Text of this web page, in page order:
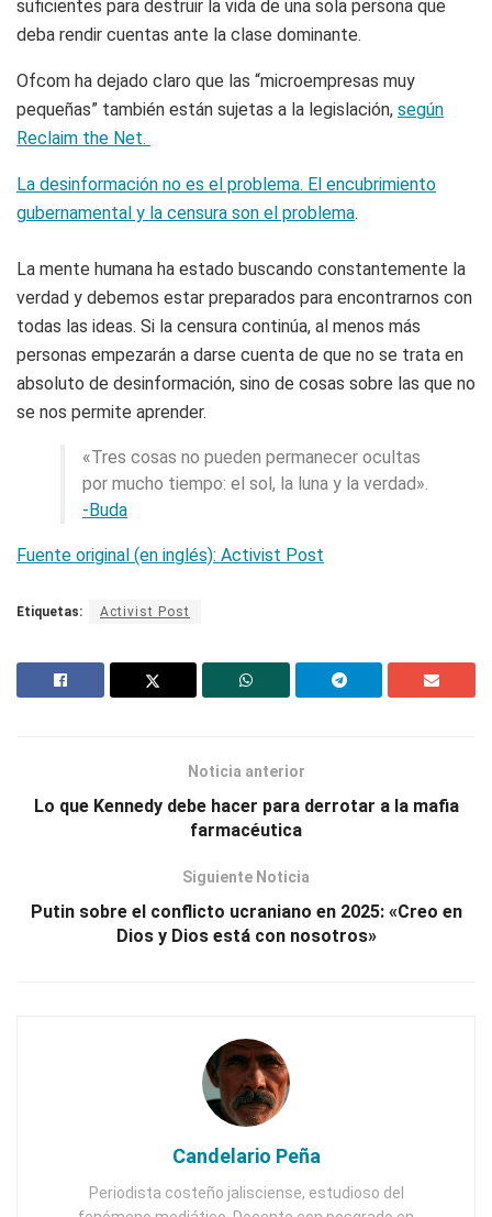
suficientes para destruir la vida de una sola persona que
deba rendir cuentas ante la clase dominante.
Ofcom ha dejado claro que las “microempresas muy
pequeñas” también están sujetas a la legislación, según
Reclaim the Net.
La desinformación no es el problema. El encubrimiento
gubernamental y la censura son el problema.
La mente humana ha estado buscando constantemente la
verdad y debemos estar preparados para encontrarnos con
todas las ideas. Si la censura continúa, al menos más
personas empezarán a darse cuenta de que no se trata en
absoluto de desinformación, sino de cosas sobre las que no
se nos permite aprender.
«Tres cosas no pueden permanecer ocultas
por mucho tiempo: el sol, la luna y la verdad».
-Buda
Fuente original (en inglés): Activist Post
Etiquetas: Activist Post
Noticia anterior
Lo que Kennedy debe hacer para derrotar a la mafia
farmacéutica
Siguiente Noticia
Putin sobre el conflicto ucraniano en 2025: «Creo en
Dios y Dios está con nosotros»
Candelario Peña
Periodista costeño jalisciense, estudioso del